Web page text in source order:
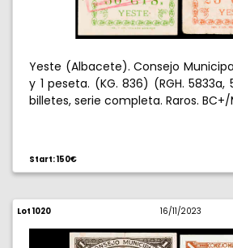
Yeste (Albacete). Consejo
y 1 peseta. (KG. 836) (RGH.
billetes, serie completa. Raros. BC+/
Start: 150€
Lot 1020 16/11/2023